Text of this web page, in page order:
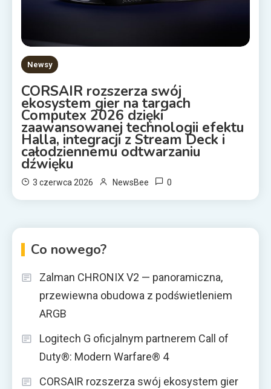
Newsy
CORSAIR rozszerza swój
ekosystem gier na targach
Computex 2026 dzięki
zaawansowanej technologii efektu
Halla, integracji z Stream Deck i
całodziennemu odtwarzaniu
dźwięku
3 czerwca 2026 NewsBee 0
Co nowego?
Zalman CHRONIX V2 — panoramiczna,
przewiewna obudowa z podświetleniem
ARGB
Logitech G oficjalnym partnerem Call of
Duty®: Modern Warfare® 4
CORSAIR rozszerza swój ekosystem gier